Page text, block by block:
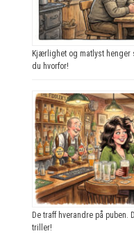
Kjærlighet og matlyst henger
du hvorfor!
De traff hverandre på puben.
triller!